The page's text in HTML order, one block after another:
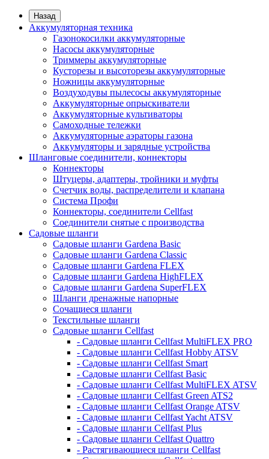
Назад
Аккумуляторная техника
Газонокосилки аккумуляторные
Насосы аккумуляторные
Триммеры аккумуляторные
Кусторезы и высоторезы аккумуляторные
Ножницы аккумуляторные
Воздуходувы пылесосы аккумуляторные
Аккумуляторные опрыскиватели
Аккумуляторные культиваторы
Самоходные тележки
Аккумуляторные аэраторы газона
Аккумуляторы и зарядные устройства
Шланговые соединители, коннекторы
Коннекторы
Штуцеры, адаптеры, тройники и муфты
Счетчик воды, распределители и клапана
Система Профи
Коннекторы, соединители Cellfast
Соединители снятые с производства
Садовые шланги
Садовые шланги Gardena Basic
Садовые шланги Gardena Classic
Садовые шланги Gardena FLEX
Садовые шланги Gardena HighFLEX
Садовые шланги Gardena SuperFLEX
Шланги дренажные напорные
Сочащиеся шланги
Текстильные шланги
Садовые шланги Cellfast
- Садовые шланги Cellfast MultiFLEX PRO
- Садовые шланги Cellfast Hobby ATSV
- Садовые шланги Cellfast Smart
- Садовые шланги Cellfast Basic
- Садовые шланги Cellfast MultiFLEX ATSV
- Садовые шланги Cellfast Green ATS2
- Садовые шланги Cellfast Orange ATSV
- Садовые шланги Cellfast Yacht ATSV
- Садовые шланги Cellfast Plus
- Садовые шланги Cellfast Quattro
- Растягивающиеся шланги Cellfast